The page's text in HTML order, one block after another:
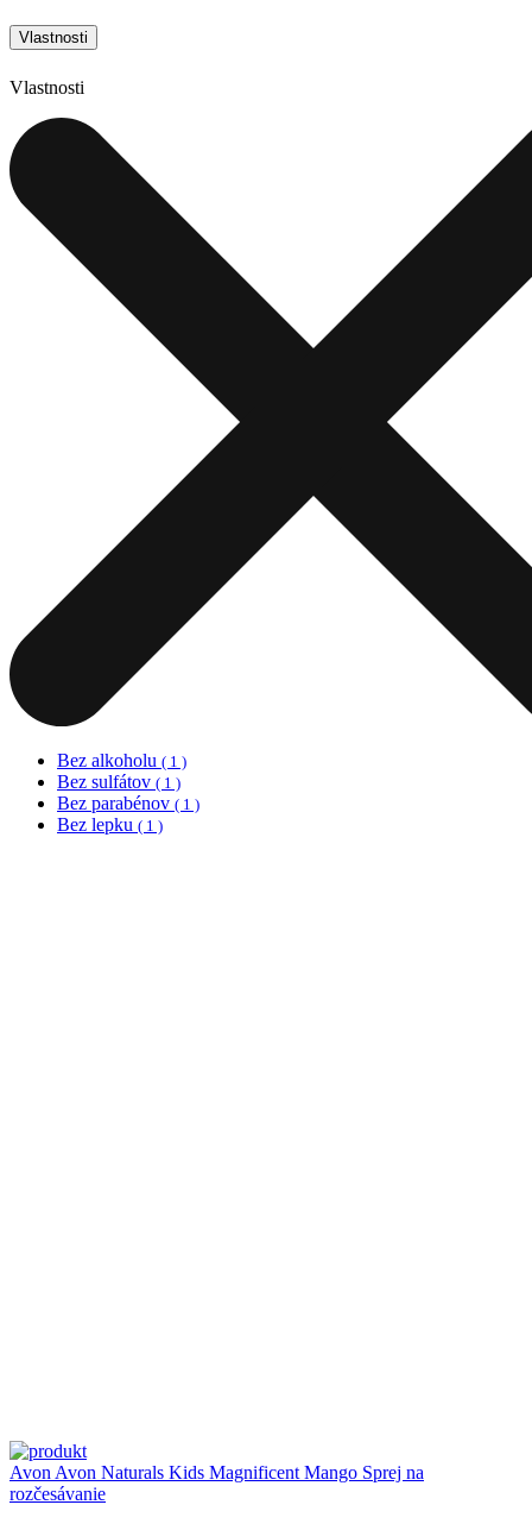
Vlastnosti
Vlastnosti
Bez alkoholu ( 1 )
Bez sulfátov ( 1 )
Bez parabénov ( 1 )
Bez lepku ( 1 )
Avon Avon Naturals Kids Magnificent Mango Sprej na
rozčesávanie